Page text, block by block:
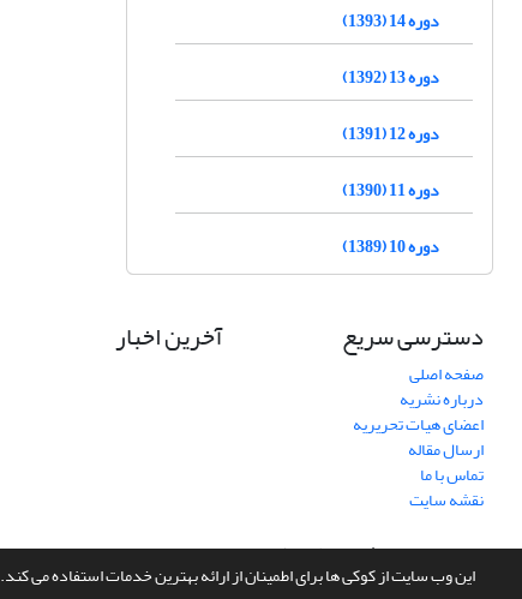
این وب سایت از کوکی ها برای اطمینان از ارائه بهترین خدمات استفاده می کند.
دوره 14 (1393)
دوره 13 (1392)
دوره 12 (1391)
دوره 11 (1390)
دوره 10 (1389)
دسترسی سریع
صفحه اصلی
درباره نشریه
اعضای هیات تحریریه
ارسال مقاله
تماس با ما
نقشه سایت
آخرین اخبار
سامانه مدیریت نشریات علمی.طراحی و پیاده سازی ازسیناوب